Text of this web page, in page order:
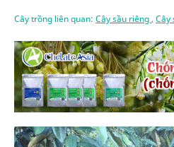
Cây trồng liên quan: Cây sầu riêng, Cây